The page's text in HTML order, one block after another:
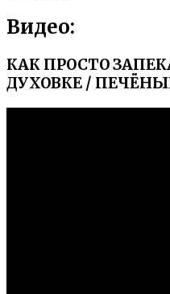
Видео:
КАК ПРОСТО
ДУХОВКЕ /